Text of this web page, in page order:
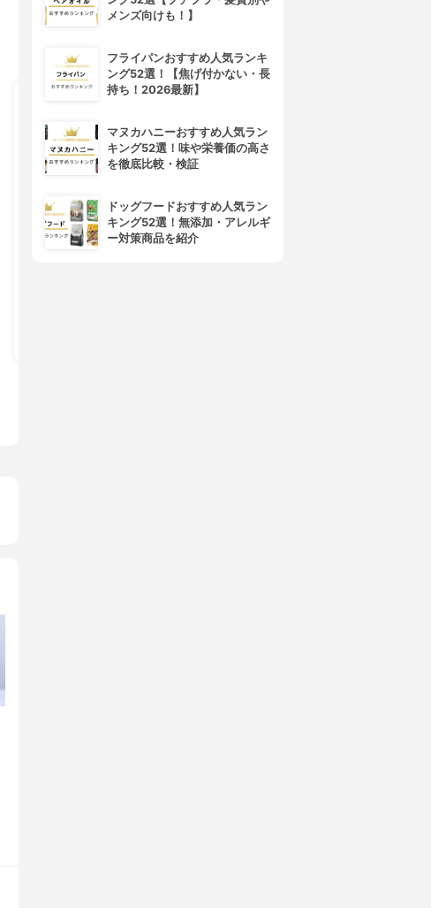
メンズ向けも！】
フライパンおすすめ人気ランキ
ング52選！【焦げ付かない・長
持ち！2026最新】
マヌカハニーおすすめ人気ラン
キング52選！味や栄養価の高さ
を徹底比較・検証
ドッグフードおすすめ人気ラン
キング52選！無添加・アレルギ
ー対策商品を紹介